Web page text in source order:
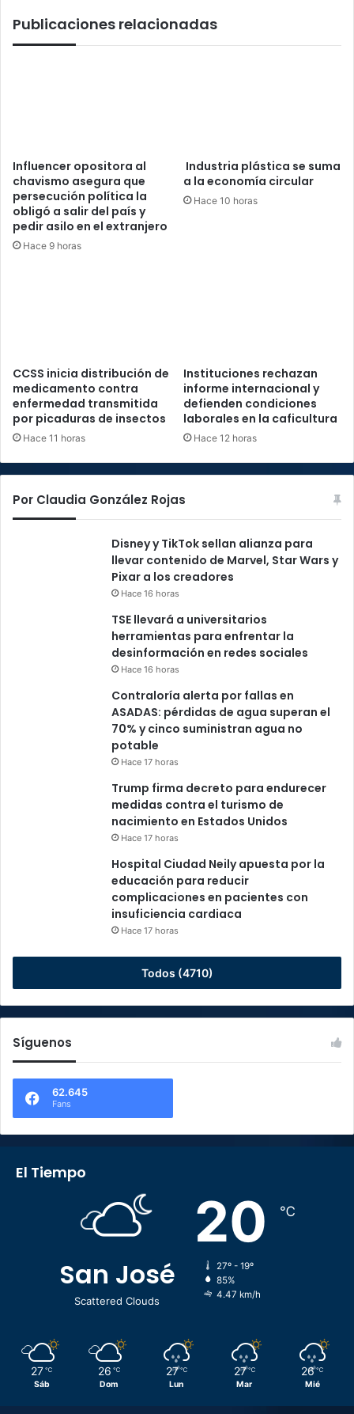
Publicaciones relacionadas
Influencer opositora al
chavismo asegura que
persecución política la
obligó a salir del país y
pedir asilo en el extranjero
Hace 9 horas
Industria plástica se suma
a la economía circular
Hace 10 horas
CCSS inicia distribución de
medicamento contra
enfermedad transmitida
por picaduras de insectos
Hace 11 horas
Instituciones rechazan
informe internacional y
defienden condiciones
laborales en la caficultura
Hace 12 horas
Por Claudia González Rojas
Disney y TikTok sellan alianza para
llevar contenido de Marvel, Star Wars y
Pixar a los creadores
Hace 16 horas
TSE llevará a universitarios
herramientas para enfrentar la
desinformación en redes sociales
Hace 16 horas
Contraloría alerta por fallas en
ASADAS: pérdidas de agua superan el
70% y cinco suministran agua no
potable
Hace 17 horas
Trump firma decreto para endurecer
medidas contra el turismo de
nacimiento en Estados Unidos
Hace 17 horas
Hospital Ciudad Neily apuesta por la
educación para reducir
complicaciones en pacientes con
insuficiencia cardiaca
Hace 17 horas
Todos (4710)
Síguenos
62.645
Fans
El Tiempo
San José
Scattered Clouds
20 ℃
27º - 19º
85%
4.47 km/h
27 ℃
Sáb
26 ℃
Dom
27 ℃
Lun
27 ℃
Mar
26 ℃
Mié